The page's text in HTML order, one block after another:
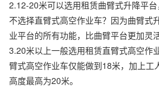
2.12-20米可以选用租赁曲臂式升降平
不选择直臂式高空作业车？因为曲臂式
业平台的所有功能，比曲臂平台更加灵
3.20米以上一般选用租赁直臂式高空作
臂式高空作业车仅能做到18米，加上工
高度最高为20米。